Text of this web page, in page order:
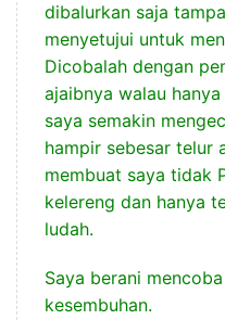
dibalurkan saja
menyetujui untuk
Dicobalah dengan
ajaibnya walau
saya semakin
hampir sebesar telur
membuat saya tidak
kelereng dan hanya
ludah.
Saya berani
kesembuhan.